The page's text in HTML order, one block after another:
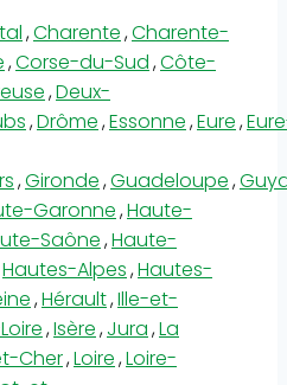
,Charente,Charente-
,Corse-du-Sud,Côte-
,Deux-
,Drôme,Essonne,Eure,
,Gironde,Guadeloupe,
Garonne,Haute-
Saône,Haute-
Hautes-Alpes,Hautes-
,Hérault,Ille-et-
,Isère,Jura,La
Cher,Loire,Loire-